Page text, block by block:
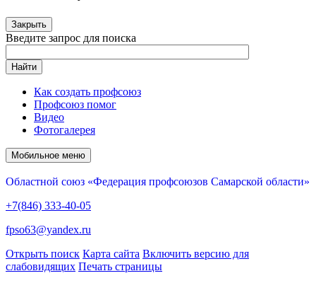
Закрыть
Введите запрос для поиска
Найти
Как создать профсоюз
Профсоюз помог
Видео
Фотогалерея
Мобильное меню
Областной союз «Федерация профсоюзов Самарской области»
+7(846) 333-40-05
fpso63@yandex.ru
Открыть поиск Карта сайта Включить версию для
слабовидящих Печать страницы